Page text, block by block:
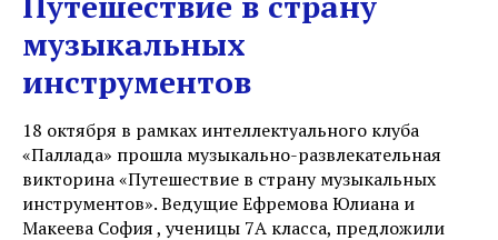
музыкальных
инструментов
18 октября в рамках интеллектуального клуба
«Паллада» прошла музыкально-развлекательная
викторина «Путешествие в страну музыкальных
инструментов». Ведущие Ефремова Юлиана и
Макеева София , ученицы 7А класса, предложили